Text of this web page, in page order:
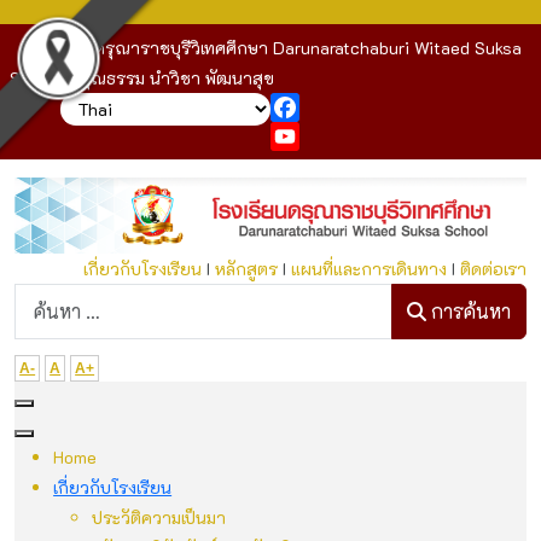
โรงเรียนดรุณาราชบุรีวิเทศศึกษา Darunaratchaburi Witaed Suksa
School : คุณธรรม นำวิชา พัฒนาสุข
YouTube
เกี่ยวกับโรงเรียนI หลักสูตรI แผนที่และการเดินทาง I ติดต่อเรา
ก
การค้นหา
A- A A+
Home
เกี่ยวกับโรงเรียน
ประวัติความเป็นมา